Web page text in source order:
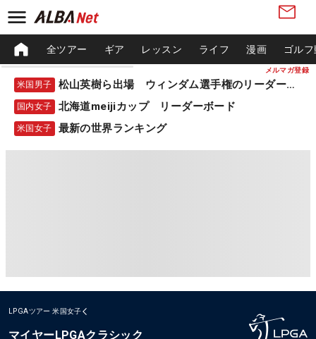
メルマガ登録
全ツアー ギア レッスン ライフ 漫画 ゴル
米国男子 松山英樹ら出場 ウィンダム選手権のリーダーボード
国内女子 北海道meijiカップ リーダーボード
米国女子 最新の世界ランキング
LPGAツアー 米国女子
マイヤーLPGAクラシック